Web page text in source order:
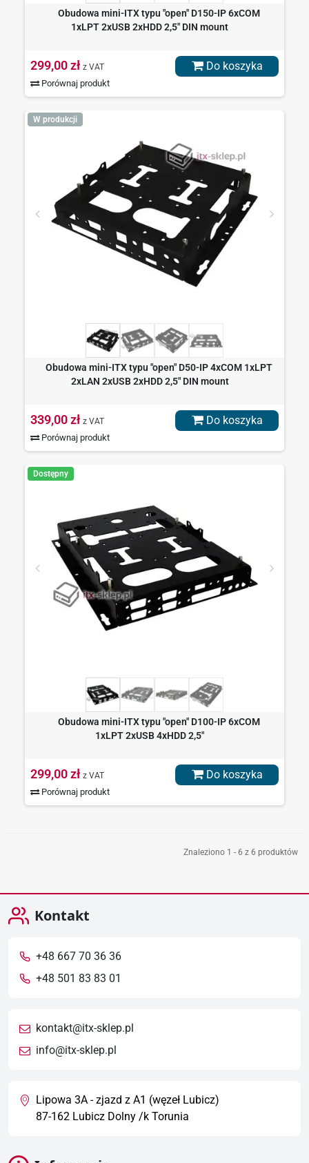
Obudowa mini-ITX typu "open" D150-IP 6xCOM
1xLPT 2xUSB 2xHDD 2,5" DIN mount
299,00 zł z VAT
Porównaj produkt
Do koszyka
W produkcji
Obudowa mini-ITX typu "open" D50-IP 4xCOM 1xLPT
2xLAN 2xUSB 2xHDD 2,5" DIN mount
339,00 zł z VAT
Porównaj produkt
Do koszyka
Dostępny
Obudowa mini-ITX typu "open" D100-IP 6xCOM
1xLPT 2xUSB 4xHDD 2,5"
299,00 zł z VAT
Porównaj produkt
Do koszyka
Znaleziono 1 - 6 z 6 produktów
Kontakt
+48 667 70 36 36
+48 501 83 83 01
kontakt@itx-sklep.pl
info@itx-sklep.pl
Lipowa 3A - zjazd z A1 (węzeł Lubicz)
87-162 Lubicz Dolny /k Torunia